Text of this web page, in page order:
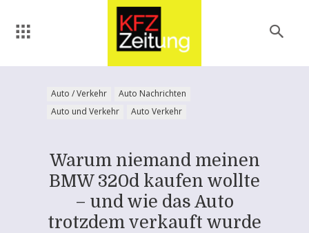
Auto / Verkehr
Auto Nachrichten
Auto und Verkehr
Auto Verkehr
Warum niemand meinen
BMW 320d kaufen wollte
– und wie das Auto
trotzdem verkauft wurde